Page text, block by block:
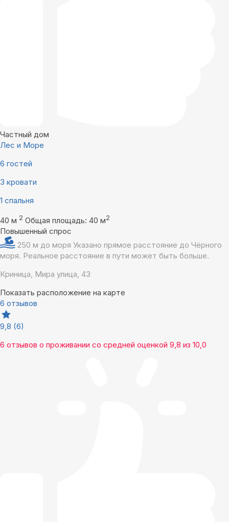
Частный дом
Лес и Море
6 гостей
3 кровати
1 спальня
40 м 2 Общая площадь: 40 м2
Повышенный спрос
250 м до моря Указано прямое расстояние до Чёрного
моря. Реальное расстояние в пути может быть больше.
Криница, Мира улица, 43
Показать расположение на карте
6 отзывов
9,8 (6)
6 отзывов о проживании со средней оценкой 9,8 из 10,0